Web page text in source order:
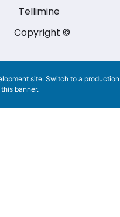
Tellimine
Copyright ©
site. Switch to a production
banner.